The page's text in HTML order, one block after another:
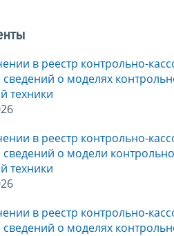
в реестр контрольно-
сведений о моделях
техники
в реестр контрольно-
сведений о модели
техники
в реестр контрольно-
сведений о моделях